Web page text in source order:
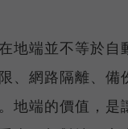
地端並不等於自
、網路隔離、備
地端的價值，是